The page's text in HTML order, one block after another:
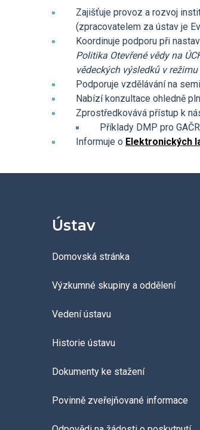
poskytnutí
Veřejné zakázky
Zajišťuje provoz a rozvoj
(zpracovatelem za ústav je
Koordinuje podporu při
Politika Otevřené vědy na
vědeckých výsledků v
Podporuje vzdělávání na
Nabízí konzultace ohledně
Zprostředkovává přístup k
Příklady DMP pro
Informuje o Elektronických
Ústav
Domovská stránka
Výzkumné skupiny a oddělení
Vedení ústavu
Historie ústavu
Dokumenty ke stažení
Povinně zveřejňované informace